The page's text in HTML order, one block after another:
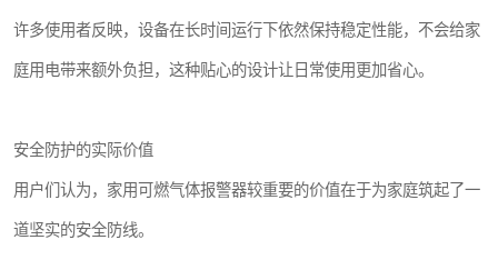
许多使用者反映，设备在长时间运行下依然保持稳定性能，不会给家
庭用电带来额外负担，这种贴心的设计让日常使用更加省心。
安全防护的实际价值
用户们认为，家用可燃气体报警器较重要的价值在于为家庭筑起了一
道坚实的安全防线。